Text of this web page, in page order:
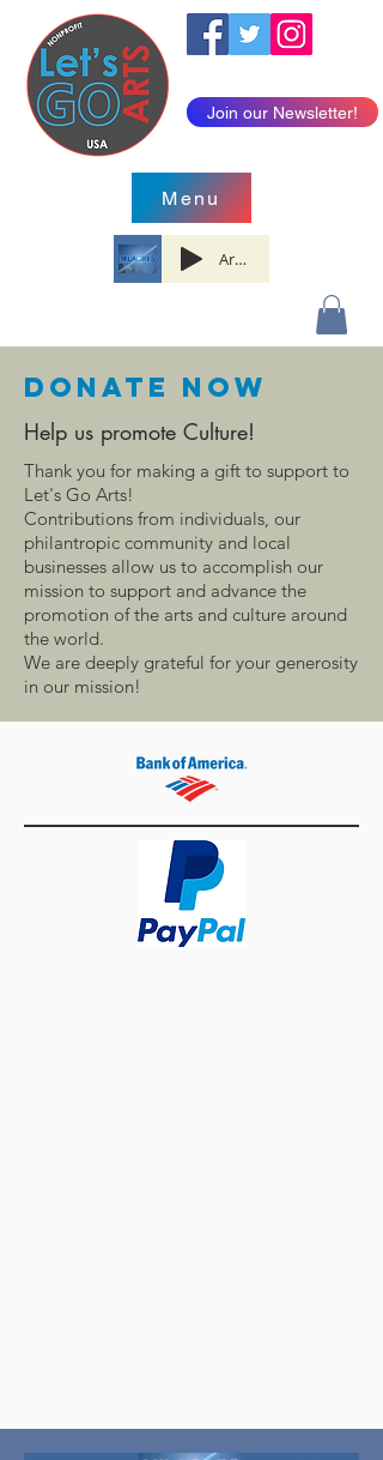
Join our Newsletter!
Menu
Artist Name
Donate now
Help us promote Culture!
Thank you for making a gift to support to
Let's Go Arts!
Contributions from individuals, our
philantropic community and local
businesses allow us to accomplish our
mission to support and advance the
promotion of the arts and culture around
the world.
We are deeply grateful for your generosity
in our mission!